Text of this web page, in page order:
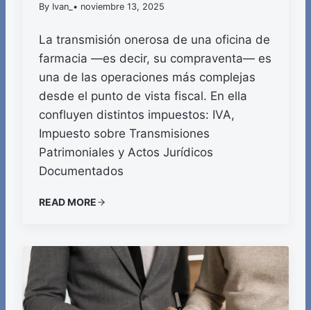
By Ivan_ • noviembre 13, 2025
La transmisión onerosa de una oficina de
farmacia —es decir, su compraventa— es
una de las operaciones más complejas
desde el punto de vista fiscal. En ella
confluyen distintos impuestos: IVA,
Impuesto sobre Transmisiones
Patrimoniales y Actos Jurídicos
Documentados
READ MORE